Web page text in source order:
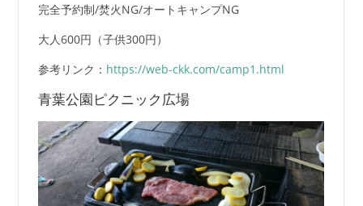
完全予約制/焚火NG/オートキャンプNG
大人600円（子供300円）
参考リンク： https://web-ckk.com/camp1.html
青葉公園ピクニック広場